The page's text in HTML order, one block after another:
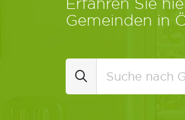
Erfahren Sie
Gemeinden in